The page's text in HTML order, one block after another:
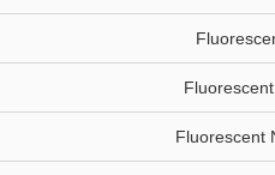
Fluorescent